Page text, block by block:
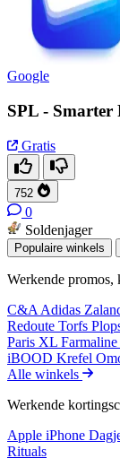
Google
SPL -
Gratis
752
0
Soldenjager
Populaire winkels
Werkende promos,
C&A Adidas
Redoute Torfs
Paris XL Farmaline
iBOOD Krefel
Alle winkels
Werkende
Apple iPhone
Rituals